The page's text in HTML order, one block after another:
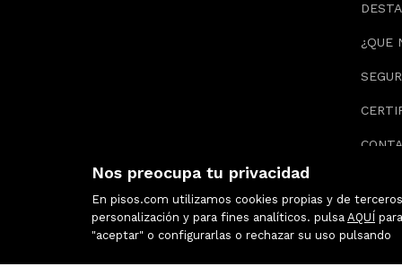
Nos preocupa tu privacidad
En pisos.com utilizamos cookies propias y de
personalización y para fines analíticos. pulsa AQUÍ
"aceptar" o configurarlas o rechazar su uso pulsando
¿QUE